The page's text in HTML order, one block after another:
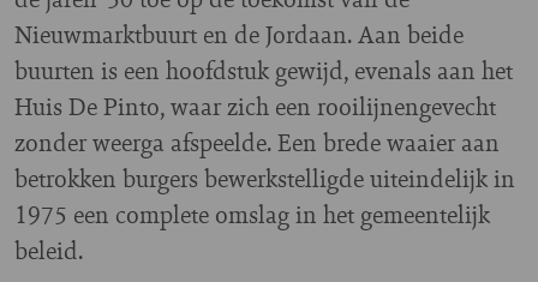
Nieuwmarktbuurt en de Jordaan. Aan beide
buurten is een hoofdstuk gewijd, evenals aan het
Huis De Pinto, waar zich een rooilijnengevecht
zonder weerga afspeelde. Een brede waaier aan
betrokken burgers bewerkstelligde uiteindelijk in
1975 een complete omslag in het gemeentelijk
beleid.